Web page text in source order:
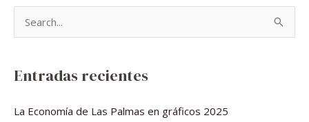
a
Entradas recientes
La Economía de Las Palmas en gráficos 2025